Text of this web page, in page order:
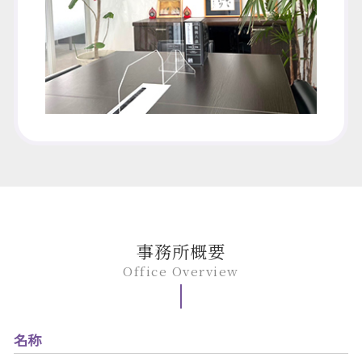
事務所概要
Office Overview
名称